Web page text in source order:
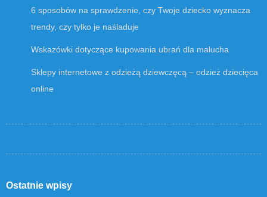
6 sposobów na sprawdzenie, czy Twoje dziecko wyznacza
trendy, czy tylko je naśladuje
Wskazówki dotyczące kupowania ubrań dla malucha
Sklepy internetowe z odzieżą dziewczęcą – odzież dziecięca
online
Ostatnie wpisy